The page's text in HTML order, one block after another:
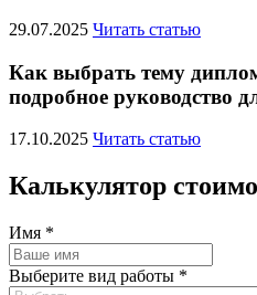
29.07.2025 Читать статью
Как выбрать тему
подробное руководство
17.10.2025 Читать статью
Калькулятор
Имя *
Выберите вид работы *